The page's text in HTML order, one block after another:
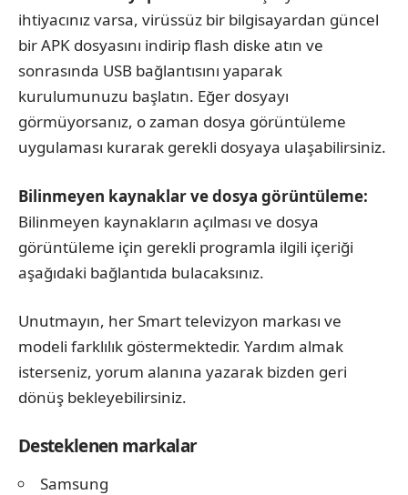
ihtiyacınız varsa, virüssüz bir bilgisayardan güncel
bir APK dosyasını indirip flash diske atın ve
sonrasında USB bağlantısını yaparak
kurulumunuzu başlatın. Eğer dosyayı
görmüyorsanız, o zaman dosya görüntüleme
uygulaması kurarak gerekli dosyaya ulaşabilirsiniz.
Bilinmeyen kaynaklar ve dosya görüntüleme:
Bilinmeyen kaynakların açılması ve dosya
görüntüleme için gerekli programla ilgili içeriği
aşağıdaki bağlantıda bulacaksınız.
Unutmayın, her Smart televizyon markası ve
modeli farklılık göstermektedir. Yardım almak
isterseniz, yorum alanına yazarak bizden geri
dönüş bekleyebilirsiniz.
Desteklenen markalar
Samsung